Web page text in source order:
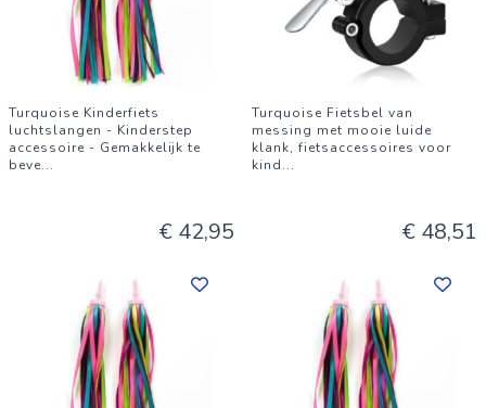
Turquoise Kinderfiets
luchtslangen - Kinderstep
accessoire - Gemakkelijk te
beve...
€ 42,95
Turquoise Fietsbel van
messing met mooie luide
klank, fietsaccessoires voor
kind...
€ 48,51